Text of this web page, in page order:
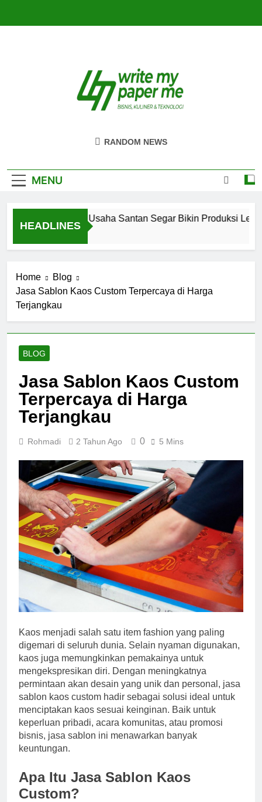
RANDOM NEWS
MENU
HEADLINES
Efisiensi Usaha Santan Segar Bikin Produksi Lebih
Home
Blog
Jasa Sablon Kaos Custom Terpercaya di Harga
Terjangkau
BLOG
Jasa Sablon Kaos Custom
Terpercaya di Harga
Terjangkau
Rohmadi 2 Tahun Ago 0 5 Mins
Kaos menjadi salah satu item fashion yang paling
digemari di seluruh dunia. Selain nyaman digunakan,
kaos juga memungkinkan pemakainya untuk
mengekspresikan diri. Dengan meningkatnya
permintaan akan desain yang unik dan personal, jasa
sablon kaos custom hadir sebagai solusi ideal untuk
menciptakan kaos sesuai keinginan. Baik untuk
keperluan pribadi, acara komunitas, atau promosi
bisnis, jasa sablon ini menawarkan banyak
keuntungan.
Apa Itu Jasa Sablon Kaos
Custom?